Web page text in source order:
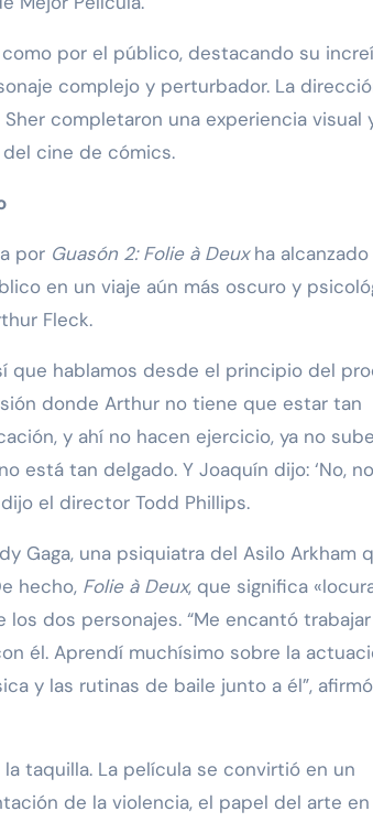
por el público, destacando su
complejo y perturbador. La
completaron una experiencia visual
cine de cómics.
por Guasón 2: Folie à Deuxha alcanzado
en un viaje aún más oscuro y
Fleck.
que hablamos desde el principio del
donde Arthur no tiene que estar tan
y ahí no hacen ejercicio, ya no
está tan delgado. Y Joaquín dijo: ‘No,
el director Todd Phillips.
Gaga, una psiquiatra del Asilo Arkham
hecho, Folie à Deux, que significa
dos personajes. “Me encantó
él. Aprendí muchísimo sobre la
y las rutinas de baile junto a él”,
taquilla. La película se convirtió en un
de la violencia, el papel del arte en